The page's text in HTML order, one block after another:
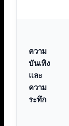
ความ
บันเทิง
และ
ความ
ระทึก